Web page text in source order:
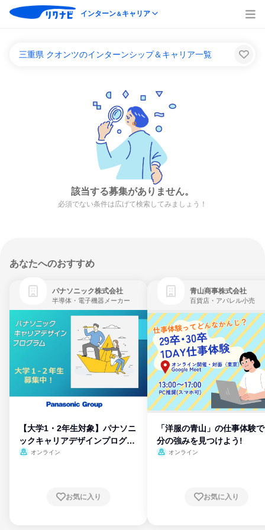
インターン＆キャリア
三重県 クオンツのインターンシップ＆キャリア一覧
該当する募集がありません。
必須でない条件は広げて検索してみましょう！
あなたへのおすすめ
パナソニック株式会社
半導体・電子機器メーカー
【大学1・2年生対象】パナソニ
ックキャリアデザインプログラ
ム
オンライン
お気に入り
青山商事株式会社
百貨店・アパレル小売
「洋服の青山」の仕事体験
分の強みを見つけよう!
オンライン
お気に入り